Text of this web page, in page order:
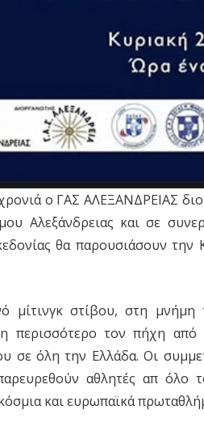
ο ΓΑΣ ΑΛΕΞΑΝΔΡΕΙΑΣ
Αλεξάνδρειας και σε
θα παρουσιάσουν
μίτινγκ στίβου, στη
περισσότερο τον πήχη
σε όλη την Ελλάδα. Οι
αθλητές απ όλο
και ευρωπαϊκά